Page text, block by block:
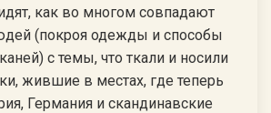
как во многом совпадают
(покроя одежды и способы
с темы, что ткали и носили
жившие в местах, где теперь
Германия и скандинавские